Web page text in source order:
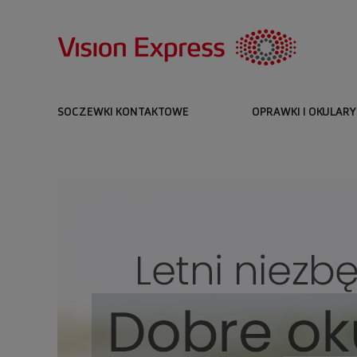
SOCZEWKI KONTAKTOWE OPRAWKI I